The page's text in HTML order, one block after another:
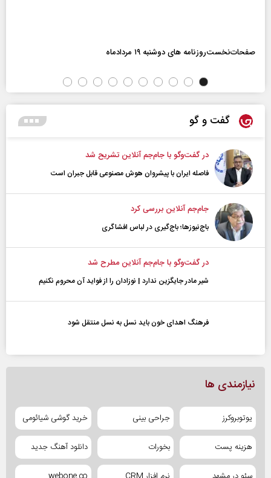
صفحات‌نخست‌روزنامه ها‌ی دوشنبه ۱۹ مردادماه
گفت و گو
در گفت‌و‌گو با جام‌جم آنلاین تشریح شد
فاصله ایران با پیشرو‌ان هوش مصنوعی قابل جبران است
جام‌جم آنلاین بررسی کرد
باج‌نیوزها؛ باج‌گیری در لباس افشاگری
در گفت‌و‌گو با جام‌جم آنلاین مطرح شد
شیر مادر جایگزین ندارد | نوزادان را از فواید آن محروم نکنیم
فرهنگ اهدای خون باید نسل به نسل منتقل شود
نیازمندی ها
یوتوبروکرز جراحی بینی خرید گوشی شیائومی
هزینه پست بخورات دانلود آهنگ جدید